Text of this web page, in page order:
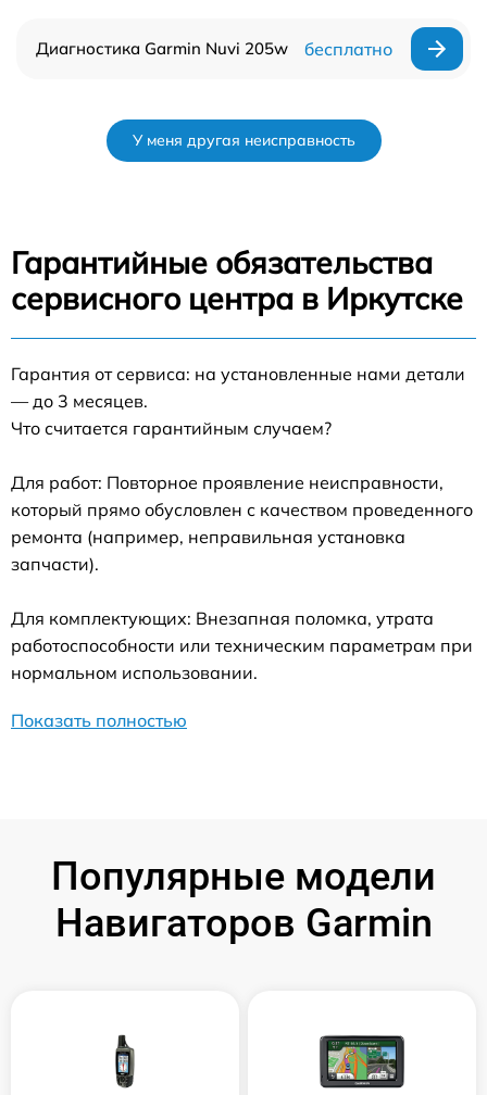
Диагностика Garmin Nuvi 205w бесплатно
У меня другая неисправность
Гарантийные обязательства
сервисного центра в Иркутске
Гарантия от сервиса: на установленные нами детали
— до 3 месяцев.
Что считается гарантийным случаем?
Для работ: Повторное проявление неисправности,
который прямо обусловлен с качеством проведенного
ремонта (например, неправильная установка
запчасти).
Для комплектующих: Внезапная поломка, утрата
работоспособности или техническим параметрам при
нормальном использовании.
Показать полностью
Популярные модели
Навигаторов Garmin